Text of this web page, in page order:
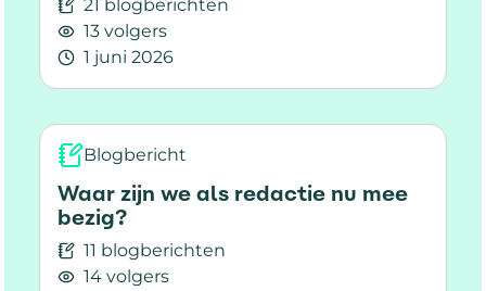
21 blogberichten
13 volgers
1 juni 2026
Lees meer over Bewegen met MS: denken in
Blogbericht
Waar zijn we als redactie nu mee
bezig?
11 blogberichten
14 volgers